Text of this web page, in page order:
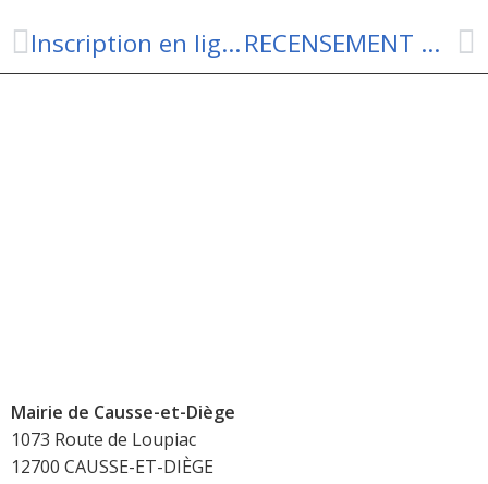
Inscription en ligne sur les listes électorales RECENSEMENT MILITAIRE
Mairie de Causse-et-Diège
1073 Route de Loupiac
12700 CAUSSE-ET-DIÈGE